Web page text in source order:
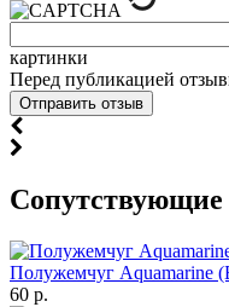
картинки
Перед публикацией
Cопутствующие
Полужемчуг Aquamarine
60 р.